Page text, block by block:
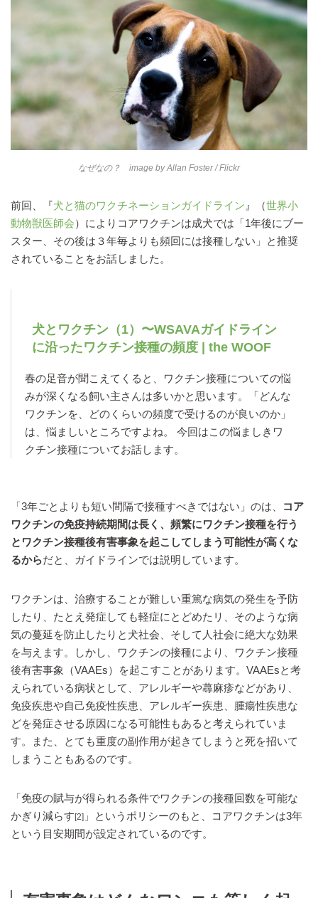
なぜなの？ image byAllan Foster/ Flickr
前回、『犬と猫のワクチネーションガイドライン 』（世界小
動物獣医師会）によりコアワクチンは成犬では「1年後にブー
スター、その後は３年毎よりも頻回には接種しない」と推奨
されていることをお話しました。
犬とワクチン（1）〜WSAVAガイドライン
に沿ったワクチン接種の頻度 | the WOOF
春の足音が聞こえてくると、ワクチン接種についての悩
みが深くなる飼い主さんは多いかと思います。「どんな
ワクチンを、どのくらいの頻度で受けるのが良いのか」
は、悩ましいところですよね。 今回はこの悩ましきワ
クチン接種についてお話します。
「3年ごとよりも短い間隔で接種すべきではない」のは、
コア
ワクチンの免疫持続期間は長く、頻繁にワクチン接種を行う
とワクチン接種後有害事象を起こしてしまう可能性が高くな
るからだと、ガイドラインでは説明しています。
ワクチンは、治療することが難しい重篤な病気の発生を予防
したり、たとえ発症しても軽症にとどめたリ、そのような病
気の蔓延を防止したりと犬社会、そして人社会に絶大な効果
を与えます。しかし、ワクチンの接種により、ワクチン接種
後有害事象（VAAEs）を起こすことがあります。VAAEsと考
えられている病状として、アレルギーや蕁麻疹などがあり、
免疫疾患や自己免疫性疾患、アレルギー疾患、腫瘍性疾患な
どを発症させる原因になる可能性もあると考えられていま
す。また、とても重度の副作用が起きてしまうと死を招いて
しまうこともあるのです。
「免疫の賦与が得られる条件でワクチンの接種回数を可能な
かぎり減らす [2] 」というポリシーのもと、コアワクチンは3年
という目安期間が設定されているのです。